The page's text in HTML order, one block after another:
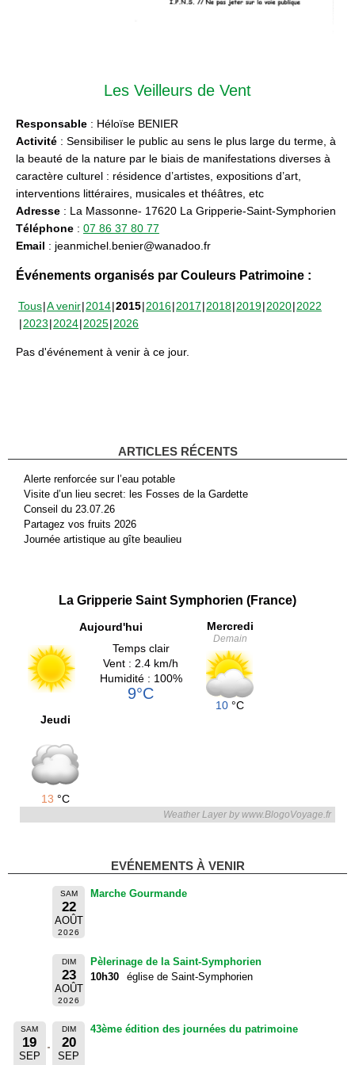
Les Veilleurs de Vent
Responsable : Héloïse BENIER
Activité : Sensibiliser le public au sens le plus large du terme, à
la beauté de la nature par le biais de manifestations diverses à
caractère culturel : résidence d’artistes, expositions d’art,
interventions littéraires, musicales et théâtres, etc
Adresse : La Massonne- 17620 La Gripperie-Saint-Symphorien
Téléphone : 07 86 37 80 77
Email : jeanmichel.benier@wanadoo.fr
Événements organisés par Couleurs Patrimoine :
Tous A venir 2014 2015 2016 2017 2018 2019 2020 2022
2023 2024 2025 2026
Pas d'événement à venir à ce jour.
ARTICLES RÉCENTS
Alerte renforcée sur l’eau potable
Visite d’un lieu secret: les Fosses de la Gardette
Conseil du 23.07.26
Partagez vos fruits 2026
Journée artistique au gîte beaulieu
La Gripperie Saint Symphorien (France)
Aujourd'hui
Temps clair
Vent : 2.4 km/h
Humidité : 100%
9°C
Mercredi
Demain
10 °C
Jeudi
13 °C
Weather Layer by www.BlogoVoyage.fr
EVÉNEMENTS À VENIR
SAM
22
AOÛT
2026
Marche Gourmande
DIM
23
AOÛT
2026
Pèlerinage de la Saint-Symphorien
10h30
église de Saint-Symphorien
SAM
19
SEP
DIM
20
SEP
43ème édition des journées du patrimoine